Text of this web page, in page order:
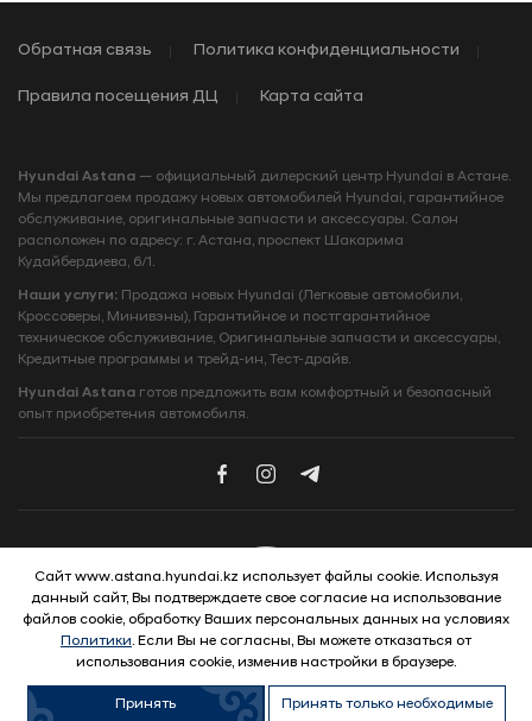
Обратная связь Политика конфиденциальности
Правила посещения ДЦ Карта сайта
Hyundai Astana — официальный дилерский центр Hyundai в Астане.
Мы предлагаем продажу новых автомобилей Hyundai, гарантийное
обслуживание, оригинальные запчасти и аксессуары. Салон
расположен по адресу: г. Астана, проспект Шакарима
Кудайбердиева, 6/1.
Наши услуги: Продажа новых Hyundai (Легковые автомобили,
Кроссоверы, Минивэны), Гарантийное и постгарантийное
техническое обслуживание, Оригинальные запчасти и аксессуары,
Кредитные программы и трейд‑ин, Тест‑драйв.
Hyundai Astana готов предложить вам комфортный и безопасный
опыт приобретения автомобиля.
© 2026 Hyundai Motor Company
Сайт www.astana.hyundai.kz использует файлы cookie. Используя
данный сайт, Вы подтверждаете свое согласие на использование
файлов cookie, обработку Ваших персональных данных на условиях
Политики. Если Вы не согласны, Вы можете отказаться от
использования cookie, изменив настройки в браузере.
Принять Принять только необходимые